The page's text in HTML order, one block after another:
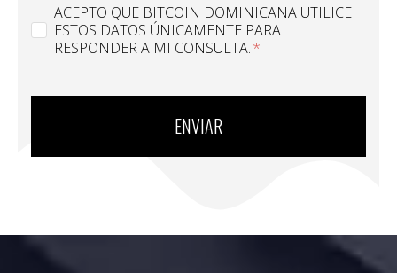
ACEPTO QUE BITCOIN DOMINICANA UTILICE
ESTOS DATOS ÚNICAMENTE PARA
RESPONDER A MI CONSULTA.
ENVIAR